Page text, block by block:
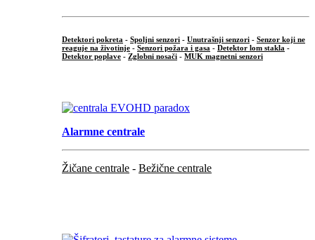
Detektori pokreta - Spoljni senzori - Unutrašnji senzori - Senzor koji ne
reaguje na životinje - Senzori požara i gasa - Detektor lom stakla -
Detektor poplave - Zglobni nosači - MUK magnetni senzori
Alarmne centrale
Žičane centrale - Bežične centrale